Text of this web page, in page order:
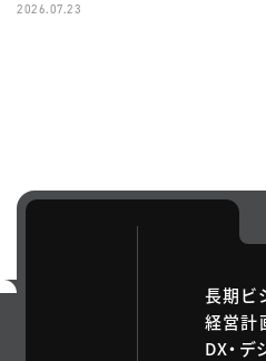
2026.07.23
長期ビ
経営計
DX・デ